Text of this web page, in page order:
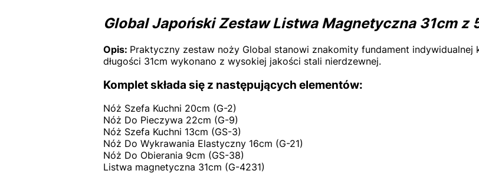
Global Japoński Zestaw Listwa Magnetyczna 31cm z
Opis: Praktyczny zestaw noży Global stanowi znakomity fundament indywidualnej
długości 31cm wykonano z wysokiej jakości stali nierdzewnej.
Komplet składa się z następujących elementów:
Nóż Szefa Kuchni 20cm (G-2)
Nóż Do Pieczywa 22cm (G-9)
Nóż Szefa Kuchni 13cm (GS-3)
Nóż Do Wykrawania Elastyczny 16cm (G-21)
Nóż Do Obierania 9cm (GS-38)
Listwa magnetyczna 31cm (G-4231)